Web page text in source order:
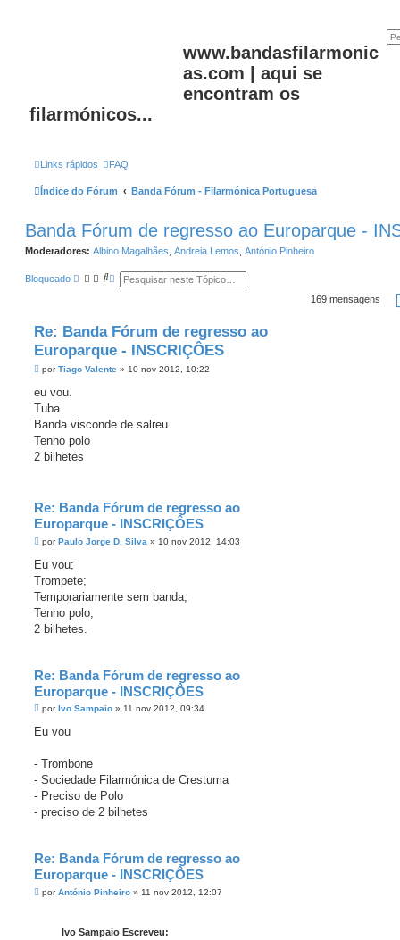
www.bandasfilarmonic
as.com | aqui se
encontram os
filarmónicos...
Links rápidos FAQ
Índice do Fórum Banda Fórum - Filarmónica Portuguesa
Banda Fórum de regresso ao Europarque -
Moderadores: Albino Magalhães Andreia Lemos António Pinheiro
Bloqueado
P
s
a
P
i
s
a
v
d
169 mensagens
Re: Banda Fórum de regresso ao
Europarque - INSCRIÇÔES
M
n
a
g
m
porTiago Valente » 10 nov 2012, 10:22
eu vou.
Tuba.
Banda visconde de salreu.
Tenho polo
2 bilhetes
Re: Banda Fórum de regresso ao
Europarque - INSCRIÇÔES
M
n
a
g
m
porPaulo Jorge D. Silva » 10 nov 2012, 14:03
Eu vou;
Trompete;
Temporariamente sem banda;
Tenho polo;
2 bilhetes.
Re: Banda Fórum de regresso ao
Europarque - INSCRIÇÔES
M
n
g
m
porIvo Sampaio » 11 nov 2012, 09:34
Eu vou
- Trombone
- Sociedade Filarmónica de Crestuma
- Preciso de Polo
- preciso de 2 bilhetes
Re: Banda Fórum de regresso ao
Europarque - INSCRIÇÔES
MporAntónio Pinheiro » 11 nov 2012, 12:07
Ivo Sampaio Escreveu: